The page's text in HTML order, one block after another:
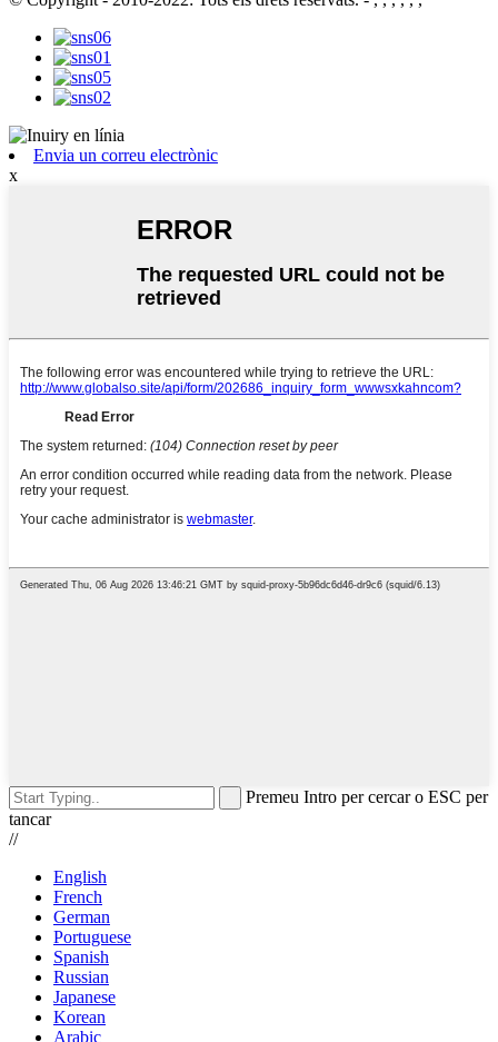
Envia un correu electrònic
x
Premeu Intro per cercar o ESC per
tancar
//
English
French
German
Portuguese
Spanish
Russian
Japanese
Korean
Arabic